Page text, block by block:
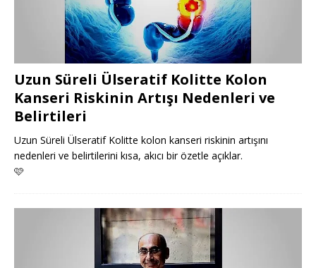
Uzun Süreli Ülseratif Kolitte Kolon
Kanseri Riskinin Artışı Nedenleri ve
Belirtileri
Uzun Süreli Ülseratif Kolitte kolon kanseri riskinin artışını
nedenleri ve belirtilerini kısa, akıcı bir özetle açıklar.
🩷